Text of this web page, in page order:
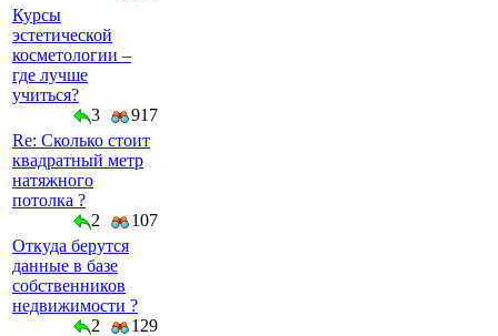
Курсы
эстетической
косметологии –
где лучше
учиться?
3
917
Re: Сколько стоит
квадратный метр
натяжного
потолка ?
2
107
Откуда берутся
данные в базе
собственников
недвижимости ?
2
129